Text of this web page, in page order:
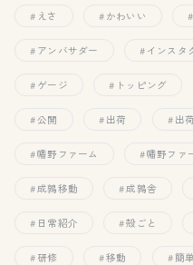
えさ かわいい
アンバサダー インスタ
ゲージ トッピング
公開 出荷 出
幡野ファーム 幡野ファ
成鶉移動 成鶉舎
日常紹介 殻ごと
研修 移動 簡単